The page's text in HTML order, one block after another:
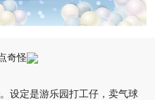
奇怪
。设定是游乐园打工仔，卖气球